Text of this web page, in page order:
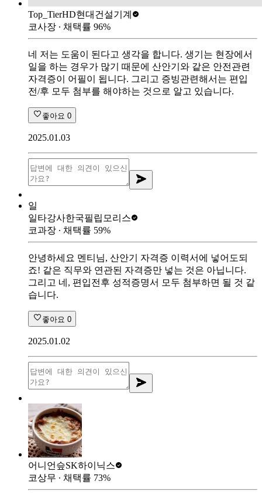
Top_TierHD현대건설기계
코사장 ∙ 채택률 96%
네 저는 도움이 된다고 생각을 합니다. 생기는 현장에서
일을 하는 경우가 많기 때문에 산안기와 같은 안전관련
자격증이 어필이 됩니다. 그리고 증빙관련해서는 편입
전/후 모두 첨부를 해야하는 것으로 알고 있습니다.
좋아요 0
2025.01.03
일
일타강사한국필립모리스
코과장 ∙ 채택률 59%
안녕하세요 멘티님, 산안기 자격증 이력서에 넣어도되
죠! 같은 직무와 연관된 자격증만 넣는 것은 아닙니다.
그리고 네, 편입전후 성적증명서 모두 첨부하면 될 것 같
습니다.
좋아요 0
2025.01.02
어니언슾SK하이닉스
코상무 ∙ 채택률 73%